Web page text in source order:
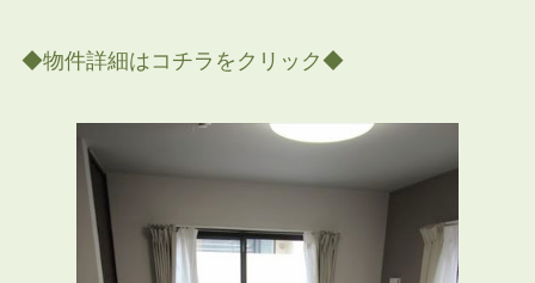
◆物件詳細はコチラをクリック◆